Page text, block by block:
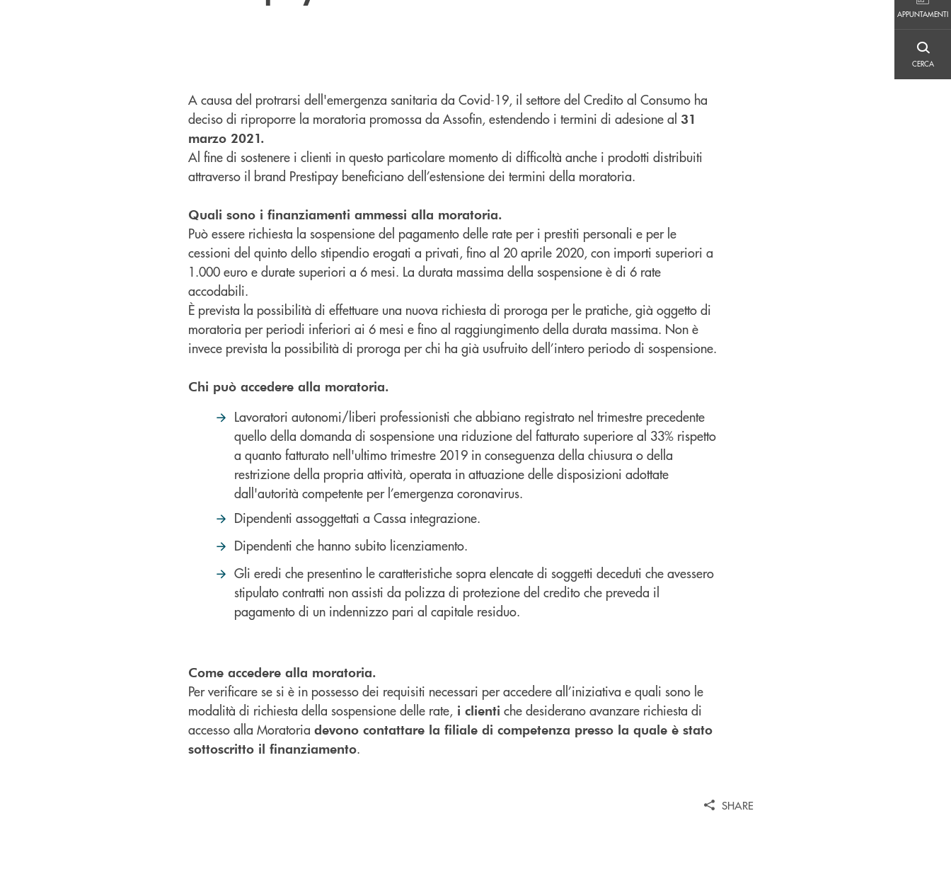
APPUNTAMENTI
CERCA
A causa del protrarsi dell'emergenza sanitaria da Covid-19, il settore del Credito al Consumo ha
deciso di riproporre la moratoria promossa da Assofin, estendendo i termini di adesione al 31
marzo 2021.
Al fine di sostenere i clienti in questo particolare momento di difficoltà anche i prodotti distribuiti
attraverso il brand Prestipay beneficiano dell’estensione dei termini della moratoria.
Quali sono i finanziamenti ammessi alla moratoria.
Può essere richiesta la sospensione del pagamento delle rate per i prestiti personali e per le
cessioni del quinto dello stipendio erogati a privati, fino al 20 aprile 2020, con importi superiori a
1.000 euro e durate superiori a 6 mesi. La durata massima della sospensione è di 6 rate
accodabili.
È prevista la possibilità di effettuare una nuova richiesta di proroga per le pratiche, già oggetto di
moratoria per periodi inferiori ai 6 mesi e fino al raggiungimento della durata massima. Non è
invece prevista la possibilità di proroga per chi ha già usufruito dell’intero periodo di sospensione.
Chi può accedere alla moratoria.
Lavoratori autonomi/liberi professionisti che abbiano registrato nel trimestre precedente
quello della domanda di sospensione una riduzione del fatturato superiore al 33% rispetto
a quanto fatturato nell'ultimo trimestre 2019 in conseguenza della chiusura o della
restrizione della propria attività, operata in attuazione delle disposizioni adottate
dall'autorità competente per l’emergenza coronavirus.
Dipendenti assoggettati a Cassa integrazione.
Dipendenti che hanno subito licenziamento.
Gli eredi che presentino le caratteristiche sopra elencate di soggetti deceduti che avessero
stipulato contratti non assisti da polizza di protezione del credito che preveda il
pagamento di un indennizzo pari al capitale residuo.
Come accedere alla moratoria.
Per verificare se si è in possesso dei requisiti necessari per accedere all’iniziativa e quali sono le
modalità di richiesta della sospensione delle rate, i clienti che desiderano avanzare richiesta di
accesso alla Moratoria devono contattare la filiale di competenza presso la quale è stato
sottoscritto il finanziamento.
SHARE